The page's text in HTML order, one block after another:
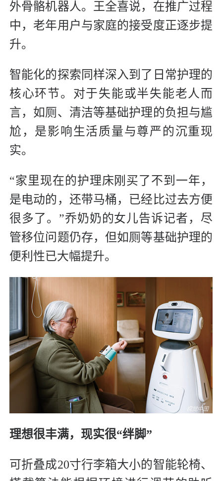
外骨骼机器人。王全喜说，在推广过程
中，老年用户与家庭的接受度正逐步提
升。
智能化的探索同样深入到了日常护理的
核心环节。对于失能或半失能老人而
言，如厕、清洁等基础护理的负担与尴
尬，是影响生活质量与尊严的沉重现
实。
“家里现在的护理床刚买了不到一年，
是电动的，还带马桶，已经比过去方便
很多了。”乔奶奶的女儿告诉记者，尽
管移位问题仍存，但如厕等基础护理的
便利性已大幅提升。
理想很丰满，现实很“绊脚”
可折叠成20寸行李箱大小的智能轮椅、